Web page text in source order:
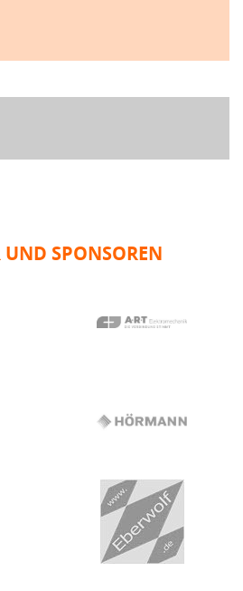
UND SPONSOREN